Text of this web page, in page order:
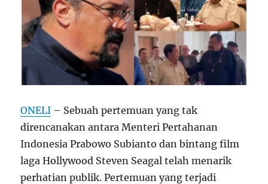
ONELI – Sebuah pertemuan yang tak
direncanakan antara Menteri Pertahanan
Indonesia Prabowo Subianto dan bintang film
laga Hollywood Steven Seagal telah menarik
perhatian publik. Pertemuan yang terjadi